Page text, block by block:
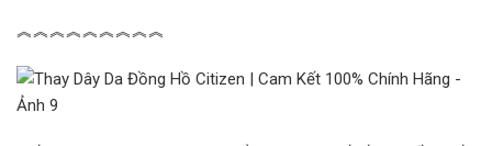
︽︽︽︽︽︽︽︽︽